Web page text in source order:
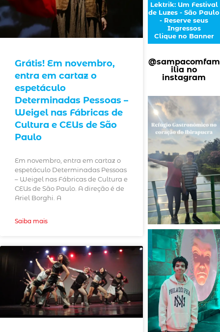
Grátis! Em novembro,
entra em cartaz o
espetáculo
Determinadas Pessoas –
Weigel nas Fábricas de
Cultura e CEUs de São
Paulo
Em novembro, entra em cartaz o
espetáculo Determinadas Pessoas
– Weigel nas Fábricas de Cultura e
CEUs de São Paulo. A direção é de
Ariel Borghi. A
Saiba mais
Lektrik: Um Festival
de Luzes - São Paulo
- Reserve seus
Ingressos
Clique no Banner
@sampacomfam
ilia no
instagram